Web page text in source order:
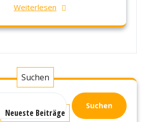
Weiterlesen
Suchen
Suchen
Neueste Beiträge